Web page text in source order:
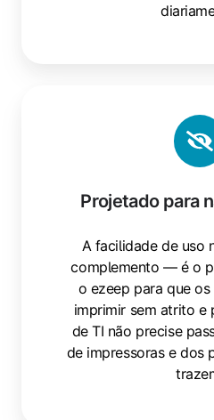
Projetado para
A facilidade de uso
complemento — é o
o ezeep para que
imprimir sem atrito e
de TI não precise
de impressoras e dos
não